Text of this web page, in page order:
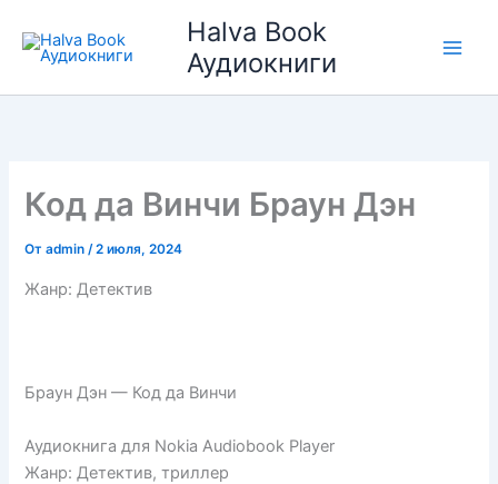
содержимому
Halva Book
Аудиокниги
Код да Винчи Браун Дэн
Отadmin/2 июля, 2024
Жанр: Детектив
Браун Дэн — Код да Винчи
Аудиокнига для Nokia Audiobook Player
Жанр: Детектив, триллер